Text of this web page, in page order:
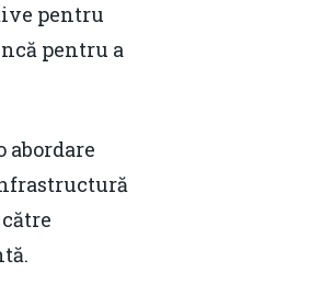
pentru
pentru a
abordare